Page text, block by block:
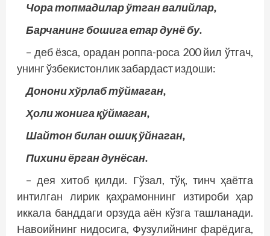
Чора топмадилар ўтган валийлар,
Барчанинг бошига етар дунё бу.
– деб ёзса, орадан роппа-роса 200 йил ўтгач,
унинг ўзбекистонлик забардаст издоши:
Донони хўрлаб тўймаган,
Ҳоли жонига қўймаган,
Шайтон билан ошиқ ўйнаган,
Пихини ёрган дунёсан.
– дея хитоб қилди. Гўзал, тўқ, тинч ҳаётга
интилган лирик қаҳрамоннинг изтироби ҳар
иккала банддаги орзуда аён кўзга ташланади.
Навоийнинг нидосига, Фузулийнинг фарёдига,